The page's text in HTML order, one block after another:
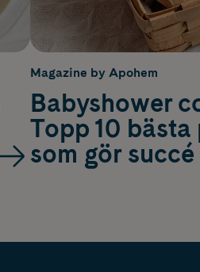
Magazine by Apohem
Babyshower
Topp 10
som gör